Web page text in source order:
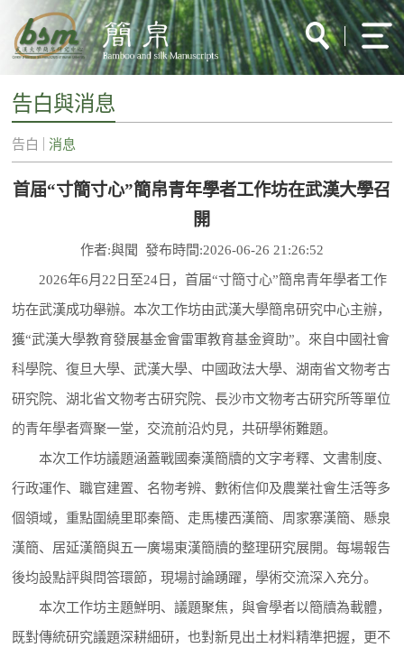
告白與消息
告白 消息
首届“寸簡寸心”簡帛青年學者工作坊在武漢大學召
開
作者:與聞 發布時間:2026-06-26 21:26:52
2026年6月22日至24日，首届“寸簡寸心”簡帛青年學者工作
坊在武漢成功舉辦。本次工作坊由武漢大學簡帛研究中心主辦，
獲“武漢大學教育發展基金會雷軍教育基金資助”。來自中國社會
科學院、復旦大學、武漢大學、中國政法大學、湖南省文物考古
研究院、湖北省文物考古研究院、長沙市文物考古研究所等單位
的青年學者齊聚一堂，交流前沿灼見，共研學術難題。
本次工作坊議題涵蓋戰國秦漢簡牘的文字考釋、文書制度、
行政運作、職官建置、名物考辨、數術信仰及農業社會生活等多
個領域，重點圍繞里耶秦簡、走馬樓西漢簡、周家寨漢簡、懸泉
漢簡、居延漢簡與五一廣場東漢簡牘的整理研究展開。每場報告
後均設點評與問答環節，現場討論踴躍，學術交流深入充分。
本次工作坊主題鮮明、議題聚焦，與會學者以簡牘為載體，
既對傳統研究議題深耕細研，也對新見出土材料精準把握，更不